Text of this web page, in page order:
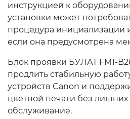
инструкцией к
установки может
процедура инициализации
если она предусмотрена
Блок проявки БУЛАТ FM1-
продлить стабильную
устройств Canon и
цветной печати без лишних
обслуживание.